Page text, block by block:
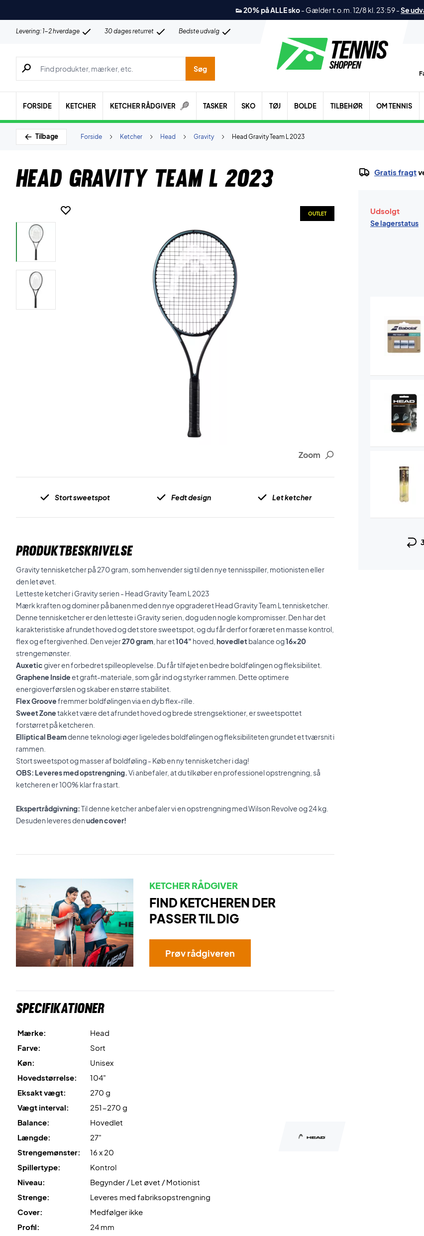
👟 20% på ALLE sko- Gælder t.o.m. 12/8 kl. 23:59-Se
Levering: 1-2 hverdage 30 dages returret Bedste udvalg
Søg efter produkter, mærker etc.
Søg
FORSIDE KETCHER KETCHER RÅDGIVER TASKER SKO TØJ BOLDE TILBEHØR OM TENNIS
Tilbage Head Gravity Team L 2023
Gravity
Head
Ketcher
Forside
Head Gravity Team L 2023
Zoom
OUTLET
Stort sweetspot Fedt design Let ketcher
PRODUKTBESKRIVELSE
Gravity tennisketcher på 270 gram, som henvender sig til den nye tennisspiller, motionisten eller
den let øvet.
Letteste ketcher i Gravity serien - Head Gravity Team L 2023
Mærk kraften og dominer på banen med den nye opgraderet Head Gravity Team L tennisketcher.
Denne tennisketcher er den letteste i Gravity serien, dog uden nogle kompromisser. Den har det
karakteristiske afrundet hoved og det store sweetspot, og du får derfor foræret en masse kontrol,
flex og eftergivenhed. Den vejer270 gram , har et104" hoved, hovedletbalance og16x20
strengemønster.
Auxeticgiver en forbedret spilleoplevelse. Du får tilføjet en bedre boldfølingen og fleksibilitet.
Graphene Insideet grafit-materiale, som går ind og styrker rammen. Dette optimere
energioverførslen og skaber en større stabilitet.
Flex Groovefremmer boldfølingen via en dyb flex-rille.
Sweet Zonetakket være det afrundet hoved og brede strengsektioner, er sweetspottet
forstørret på ketcheren.
Elliptical Beamdenne teknologi øger ligeledes boldfølingen og fleksibiliteten grundet et tværsnit i
rammen.
Stort sweetspot og masser af boldføling - Køb en ny tennisketcher i dag!
OBS: Leveres med opstrengning.Vi anbefaler, at du tilkøber en professionel opstrengning, så
ketcheren er 100% klar fra start.
Ekspertrådgivning:Til denne ketcher anbefaler vi en opstrengning med Wilson Revolve og 24 kg.
Desuden leveres denuden cover!
KETCHER RÅDGIVER
FIND KETCHEREN DER
PASSER TIL DIG
Prøv rådgiveren
Specifikationer
Mærke:
Head
Farve:
Sort
Køn:
Unisex
Hovedstørrelse:
104"
Eksakt vægt:
270 g
Vægt interval:
251-270 g
Balance:
Hovedlet
Længde:
27"
Strengemønster:
16 x 20
Spillertype:
Kontrol
Niveau:
Begynder / Let øvet / Motionist
Strenge:
Leveres med fabriksopstrengning
Cover:
Medfølger ikke
Profil:
24 mm
Gratis fragt
Udsolgt
Se lagerstatus